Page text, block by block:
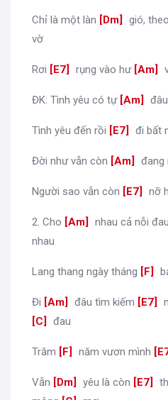
Chỉ là một làn [Dm gió, theo
vờ
Rơi [E7 rụng vào hư [Am
ĐK: Tình yêu có tự [Am
Tình yêu đến rồi [E7 đi bất
Đời như vẫn còn [Am đang
Người sao vẫn còn [E7 nỡ
2. Cho [Am nhau cả nỗi
nhau
Lang thang ngày tháng [F
Đi [Am đâu tìm kiếm [E7
[C đau
Trăm [F năm vươn mình [
Vẫn [Dm yêu là còn [E7